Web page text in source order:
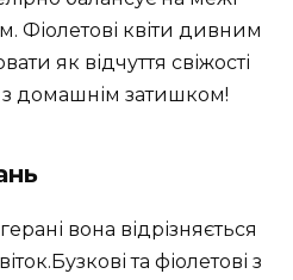
Фіолетові квіти дивним
як відчуття свіжості
з домашнім затишком!
вона відрізняється
та фіолетові з